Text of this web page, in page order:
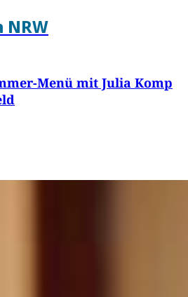
NRW
Menü mit Julia Komp